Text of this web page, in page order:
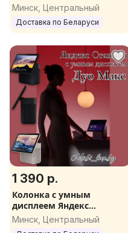
Минск, Центральный
Доставка по Беларуси
1 390 р.
Колонка с умным
дисплеем Яндекс
Станция Дуо Макс
Минск, Центральный